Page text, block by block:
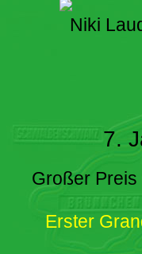
Niki
7.
Großer
Erster